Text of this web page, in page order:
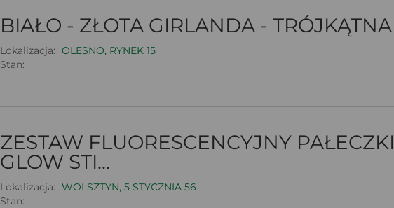
BIAŁO - ZŁOTA GIRLANDA - TRÓJKĄTNA
Lokalizacja: OLESNO, RYNEK 15
Stan:
ZESTAW FLUORESCENCYJNY PAŁECZKI
GLOW STI...
Lokalizacja: WOLSZTYN, 5 STYCZNIA 56
Stan: